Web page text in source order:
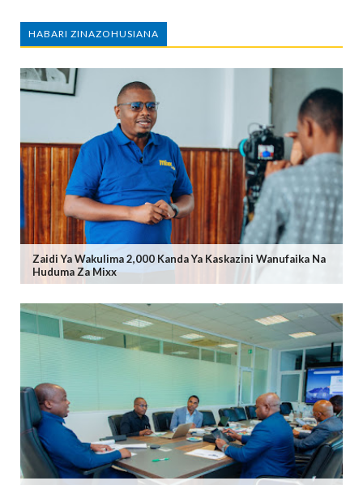
HABARI ZINAZOHUSIANA
Zaidi Ya Wakulima 2,000 Kanda Ya Kaskazini Wanufaika Na
Huduma Za Mixx